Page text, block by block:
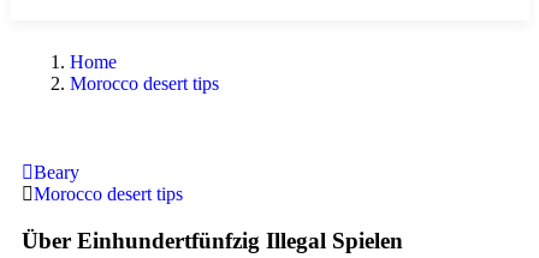
Home
Morocco desert tips
Beary
Morocco desert tips
Über Einhundertfünfzig Illegal Spielen